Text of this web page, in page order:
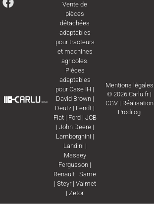
Vente de
pièces
détachées
adaptables
pour tracteurs
et machines
agricoles.
Pièces
adaptables
pourCase IH |
David Brown|
Deutz | Fendt |
Fiat| Ford | JCB
| John Deere|
Lamborghini |
Landini |
Massey
Fergusson |
Renault |Same
| Steyr| Valmet
|Zetor
Mentions légales
© 2026 Carlu.fr |
CGV| Réalisation
Prodilog